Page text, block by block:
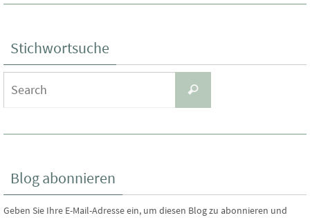
Stichwortsuche
Search
Blog abonnieren
Geben Sie Ihre E-Mail-Adresse ein, um diesen Blog zu abonnieren und